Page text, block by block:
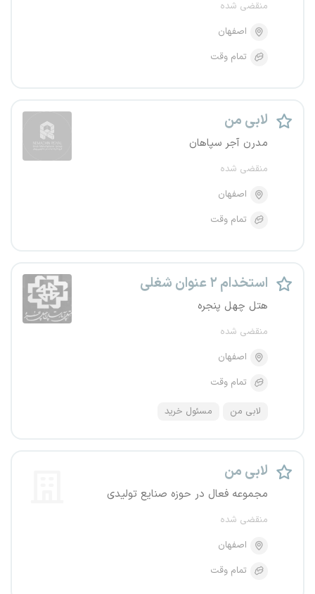
منقضی شده
اصفهان
تمام وقت
لابی من
مدرن آجر سپاهان
منقضی شده
اصفهان
تمام وقت
استخدام ۲ عنوان شغلی
هتل چهل پنجره
منقضی شده
اصفهان
تمام وقت
لابی من مسئول خرید
لابی من
مجموعه فعال در حوزه صنایع تولیدی
منقضی شده
اصفهان
تمام وقت